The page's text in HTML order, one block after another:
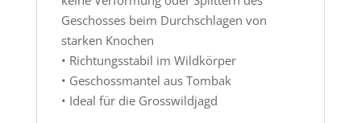
Geschosses beim Durchschlagen von
starken Knochen
• Richtungsstabil im Wildkörper
• Geschossmantel aus Tombak
• Ideal für die Grosswildjagd